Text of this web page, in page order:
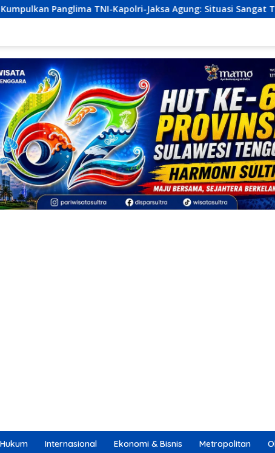
Kapolri-Jaksa Agung: Situasi Sangat Terndali
Hukum Internasional Ekonomi & Bisnis Metropolitan